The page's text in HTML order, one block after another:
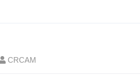
CRCAM